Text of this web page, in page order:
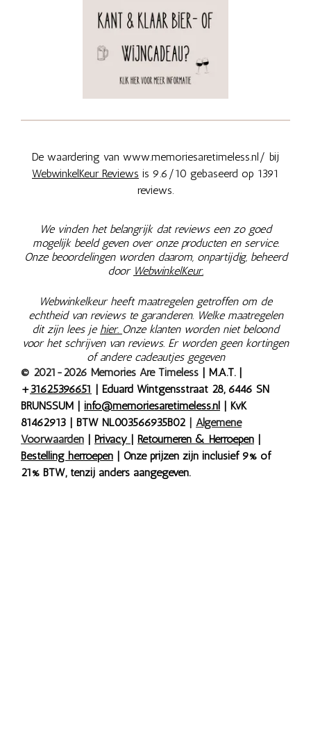
De waardering van www.memoriesaretimeless.nl/ bij
WebwinkelKeur Reviews is 9.6/10 gebaseerd op 1391
reviews.
We vinden het belangrijk dat reviews een zo goed
mogelijk beeld geven over onze producten en service.
Onze beoordelingen worden daarom, onpartijdig, beheerd
door WebwinkelKeur.
Webwinkelkeur heeft maatregelen getroffen om de
echtheid van reviews te garanderen. Welke maatregelen
dit zijn lees je hier. Onze klanten worden niet beloond
voor het schrijven van reviews. Er worden geen kortingen
of andere cadeautjes gegeven
© 2021-2026 Memories Are Timeless | M.A.T. |
+31625396651
| Eduard Wintgensstraat 28, 6446 SN
BRUNSSUM | info@memoriesaretimeless.nl
| KvK
81462913 | BTW NL003566935B02
Algemene
Voorwaarden
Privacy Retourneren & Herroepen
Bestelling herroepen | Onze prijzen zijn inclusief 9% of
21% BTW, tenzij anders aangegeven.